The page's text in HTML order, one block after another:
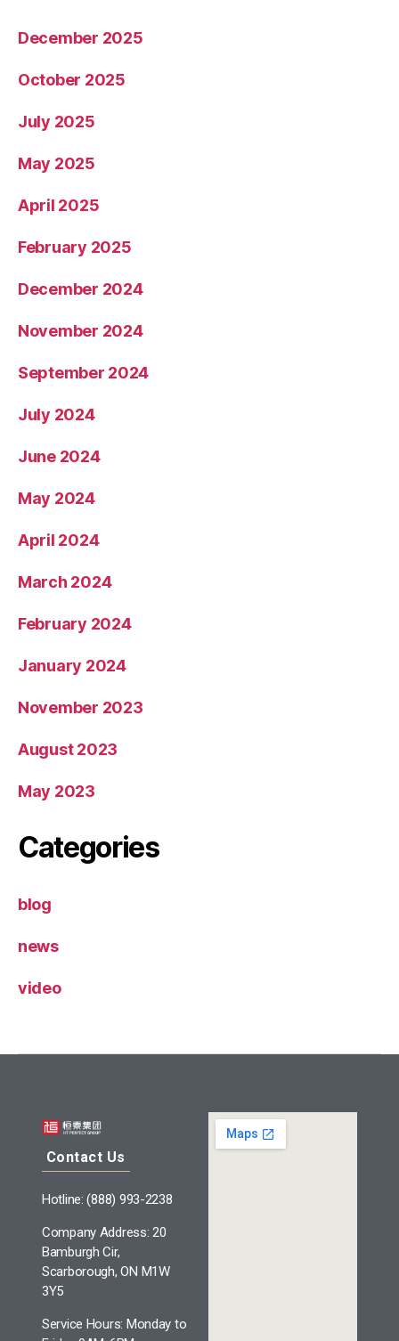
December 2025
October 2025
July 2025
May 2025
April 2025
February 2025
December 2024
November 2024
September 2024
July 2024
June 2024
May 2024
April 2024
March 2024
February 2024
January 2024
November 2023
August 2023
May 2023
Categories
blog
news
video
Contact Us
Hotline: (888) 993-2238
Company Address: 20
Bamburgh Cir,
Scarborough, ON M1W
3Y5
Service Hours: Monday to